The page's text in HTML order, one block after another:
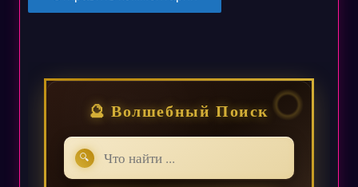
🔮 Волшебный Поиск
🔍